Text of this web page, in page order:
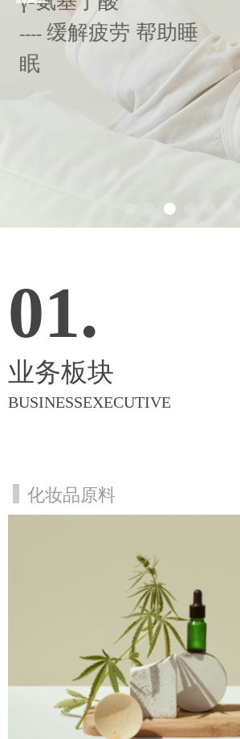
业务板块
BUSINESSEXECUTIVE
01.
化妆品原料
-------
聚谷氨酸钠